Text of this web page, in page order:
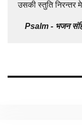
उसकी स्तुति निरन्तर
Psalm - भजन